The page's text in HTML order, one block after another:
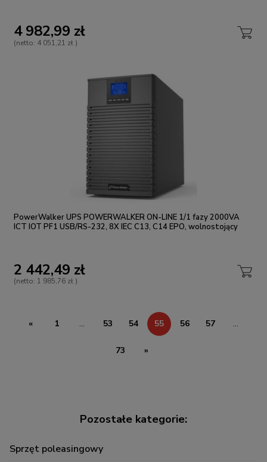
Sprzęt poleasingowy
4 982,99 zł
(netto: 4 051,21 zł )
PowerWalker UPS POWERWALKER ON-LINE 1/1 fazy 2000VA
ICT IOT PF1 USB/RS-232, 8X IEC C13, C14 EPO, wolnostojący
2 442,49 zł
(netto: 1 985,76 zł )
« 1 ... 53 54 55 56 57 ...
73 »